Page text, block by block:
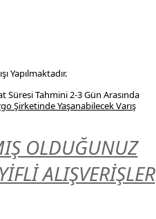
Yapılmaktadır.
Süresi Tahmini 2-3 Gün Arasında
Şirketinde Yaşanabilecek Varış
OLDUĞUNUZ
ALIŞVERİŞLER